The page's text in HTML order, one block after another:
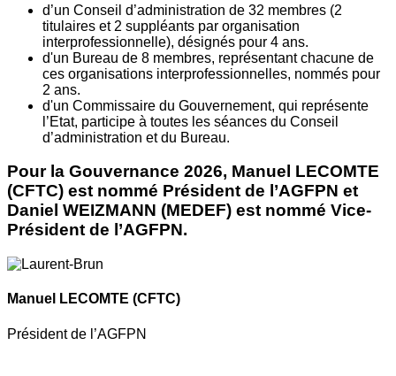
d’un Conseil d’administration de 32 membres (2
titulaires et 2 suppléants par organisation
interprofessionnelle), désignés pour 4 ans.
d'un Bureau de 8 membres, représentant chacune de
ces organisations interprofessionnelles, nommés pour
2 ans.
d'un Commissaire du Gouvernement, qui représente
l’Etat, participe à toutes les séances du Conseil
d’administration et du Bureau.
Pour la Gouvernance 2026, Manuel LECOMTE
(CFTC) est nommé Président de l’AGFPN et
Daniel WEIZMANN (MEDEF) est nommé Vice-
Président de l’AGFPN.
Manuel LECOMTE (CFTC)
Président de l’AGFPN